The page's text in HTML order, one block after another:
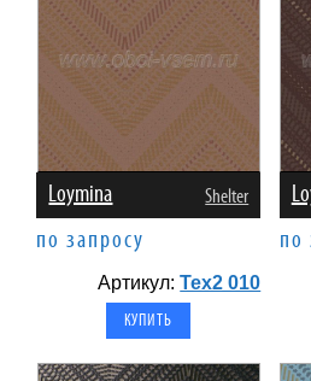
Loymina Shelter
по запросу
Артикул:Tex2 010
по